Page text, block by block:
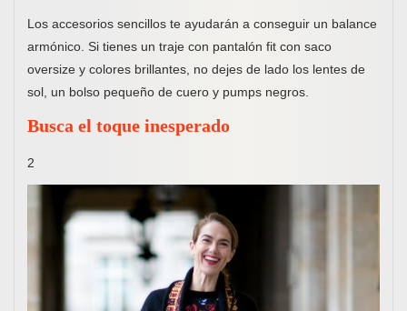
Los accesorios sencillos te ayudarán a conseguir un balance
armónico. Si tienes un traje con pantalón fit con saco
oversize y colores brillantes, no dejes de lado los lentes de
sol, un bolso pequeño de cuero y pumps negros.
Busca el toque inesperado
2